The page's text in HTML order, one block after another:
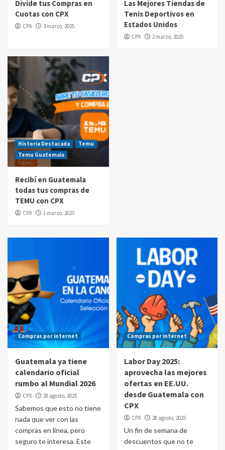
$20 de reintegro en tus compras Amazon
Prime Day Guatemala 2025
Divide tus Compras en
Cuotas con CPX
CPX 3 marzo, 2025
Las Mejores Tiendas de
Tenis Deportivos en
Estados Unidos
CPX 2 marzo, 2025
Historia Destacada
Temu
Temu Guatemala
Recibí en Guatemala
todas tus compras de
TEMU con CPX
CPX 1 marzo, 2025
Compras por internet
Guatemala ya tiene
calendario oficial
rumbo al Mundial 2026
CPX 28 agosto, 2025
Sabemos que esto no tiene
nada que ver con las
compras en línea, pero
seguro te interesa. Este
Compras por internet
Labor Day 2025:
aprovecha las mejores
ofertas en EE.UU.
desde Guatemala con
CPX
CPX 28 agosto, 2025
Un fin de semana de
descuentos que no te